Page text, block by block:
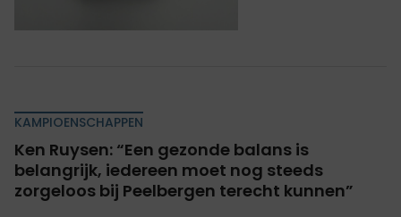
KAMPIOENSCHAPPEN
Ken Ruysen: “Een gezonde balans is
belangrijk, iedereen moet nog steeds
zorgeloos bij Peelbergen terecht kunnen”